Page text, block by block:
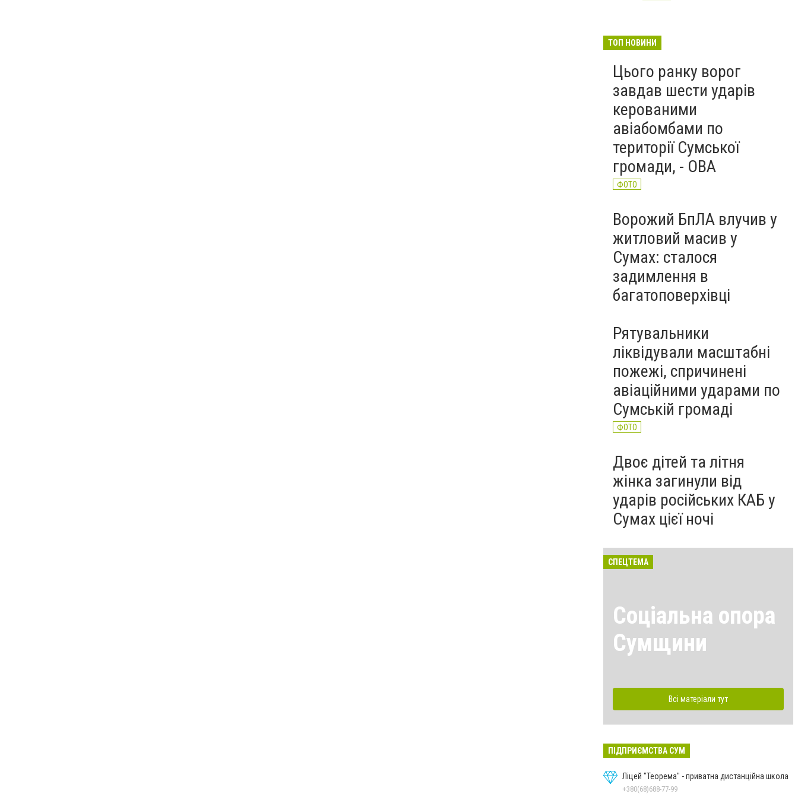
ТОП НОВИНИ
Цього ранку ворог
завдав шести ударів
керованими
авіабомбами по
території Сумської
громади, - ОВА
ФОТО
Ворожий БпЛА влучив у
житловий масив у
Сумах: сталося
задимлення в
багатоповерхівці
Рятувальники
ліквідували масштабні
пожежі, спричинені
авіаційними ударами по
Сумській громаді
ФОТО
Двоє дітей та літня
жінка загинули від
ударів російських КАБ у
Сумах цієї ночі
СПЕЦТЕМА
Соціальна опора
Сумщини
Всі матеріали тут
ПІДПРИЄМСТВА СУМ
Ліцей "Теорема" - приватна дистанційна школа
+380(68)688-77-99